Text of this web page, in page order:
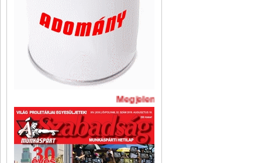
Megjelent A Szabadság legújabb